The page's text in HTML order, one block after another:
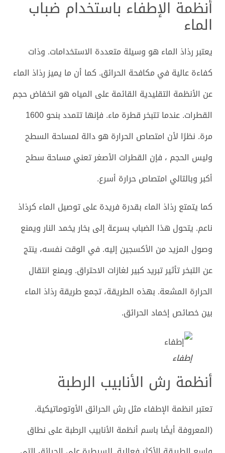
أنظمة الإطفاء باستخدام ضباب
الماء
يعتبر رذاذ الماء هو وسيلة متعددة الاستخدامات. وذات
كفاءة عالية في مكافحة الحرائق. كما أن ما يميز رذاذ الماء
عن الأنظمة التقليدية القائمة على المياه هو انخفاض حجم
القطرات. عندما تتبخر قطرة ماء. فإنها تتمدد بنحو 1600
مرة. نظرًا لأن امتصاص الحرارة هو دالة لمساحة السطح
وليس الحجم ، فإن القطرات الأصغر تعني مساحة سطح
أكبر وبالتالي امتصاص حرارة أسرع.
كما يتمتع رذاذ الماء بقدرة فريدة على توصيل الماء كرذاذ
ناعم. يتحول هذا الضباب بسرعة إلى بخار يخمد النار ويمنع
وصول المزيد من الأكسجين إليه. في الوقت نفسه، ينتج
عن التبخر تأثير تبريد كبير لغازات الاحتراق. ويمنع انتقال
الحرارة المشعة. بهذه الطريقة، تجمع طريقة رذاذ الماء
بين خصائص إخماد الحرائق.
إطفاء
أنظمة رش الأنابيب الرطبة
تعتبر انظمة الإطفاء مثل رش الحرائق الأوتوماتيكية.
(المعروفة أيضًا باسم أنظمة الأنابيب الرطبة على نطاق